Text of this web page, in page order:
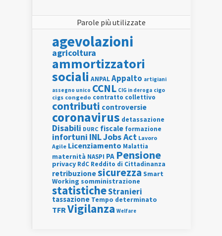
Parole più utilizzate
agevolazioni
agricoltura
ammortizzatori
sociali ANPALAppalto artigiani
assegno unico CCNL CIG in deroga cigo
cigs congedo contratto collettivo
contributi controversie
coronavirus detassazione
Disabili DURC fiscale formazione
infortuni INLJobs Act Lavoro
Agile Licenziamento Malattia
maternità NASPI PA Pensione
privacy RdC Reddito di Cittadinanza
retribuzionesicurezza Smart
Working somministrazione
statisticheStranieri
tassazione Tempo determinato
TFRVigilanza Welfare